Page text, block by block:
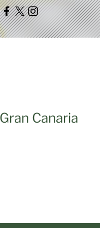
Canaria